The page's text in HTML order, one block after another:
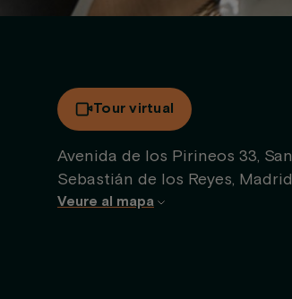
Tour virtual
Avenida de los Pirineos 33, San
Sebastián de los Reyes, Madrid
Veure al mapa